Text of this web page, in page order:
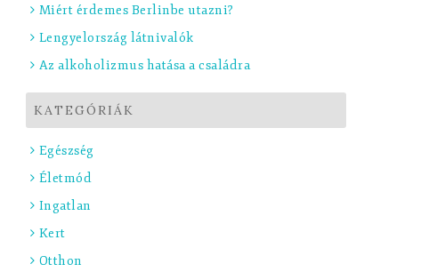
Miért érdemes Berlinbe utazni?
Lengyelország látnivalók
Az alkoholizmus hatása a családra
KATEGÓRIÁK
Egészség
Életmód
Ingatlan
Kert
Otthon